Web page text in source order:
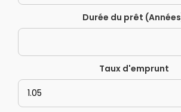
Durée du prêt
Taux d'emprunt